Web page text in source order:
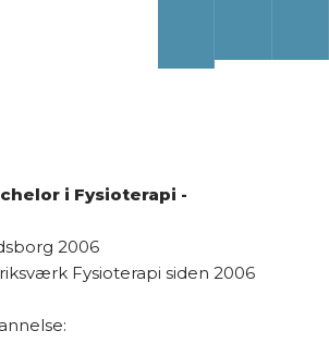
i Fysioterapi -
2006
Fysioterapi siden 2006